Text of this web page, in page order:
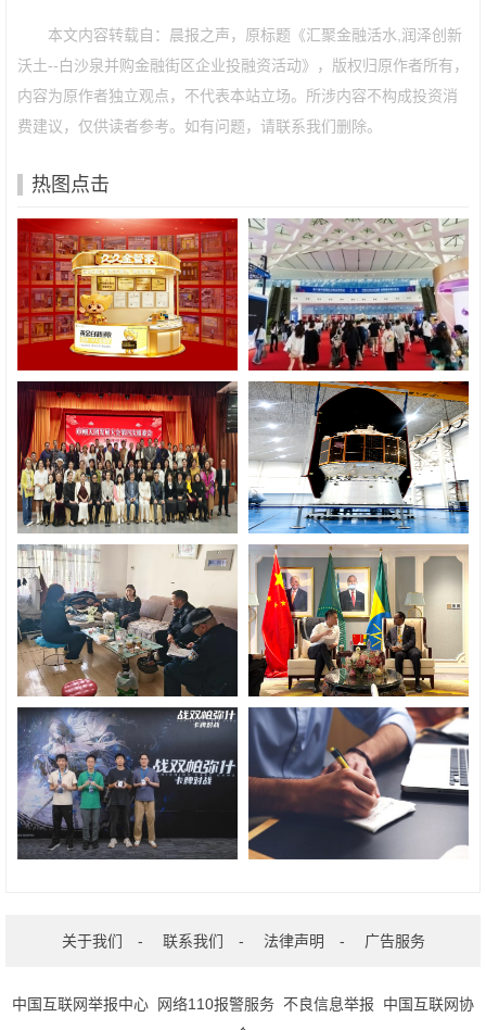
本文内容转载自：晨报之声，原标题《汇聚金融活水,润泽创新
沃土--白沙泉并购金融街区企业投融资活动》，版权归原作者所有，
内容为原作者独立观点，不代表本站立场。所涉内容不构成投资消
费建议，仅供读者参考。如有问题，请联系我们删除。
热图点击
关于我们 - 联系我们 - 法律声明 - 广告服务
中国互联网举报中心 网络110报警服务 不良信息举报
中国互联网协